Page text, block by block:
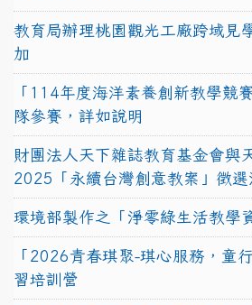
教育局辦理桃園觀光工廠跨域見
加
「114年度海洋素養創新教學競
隊參賽，詳如說明
財團法人天下雜誌教育基金會與
2025「永續台灣創意教案」徵選
環境部製作之「淨零綠生活教學
「2026青春琪聚-琪心服務，童
習培訓營